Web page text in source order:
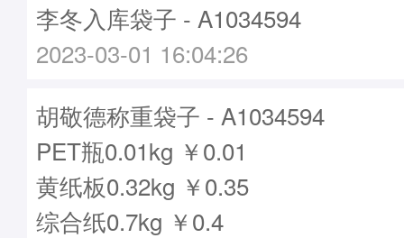
李冬入库袋子 - A1034594
2023-03-01 16:04:26
胡敬德称重袋子 - A1034594
PET瓶0.01kg ￥0.01
黄纸板0.32kg ￥0.35
综合纸0.7kg ￥0.4